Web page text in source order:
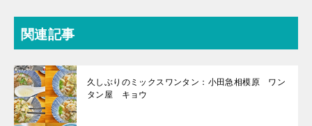
関連記事
久しぶりのミックスワンタン：小田急相模原 ワン
タン屋 キョウ